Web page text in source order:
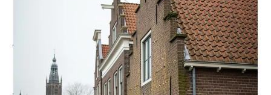
Woon je in een jaren '30 woning in het centrum van
Delft of een rijtjeshuis in de wijk Voorhof? Dan loop
je waarschijnlijk €600-900 per jaar mis door een
ongeïsoleerde spouwmuur. Met spouwmuurisolatie
haal je 25-35% van je energierekening af en verdien
je je investering van €1.200-1.600 binnen 2-3 jaar